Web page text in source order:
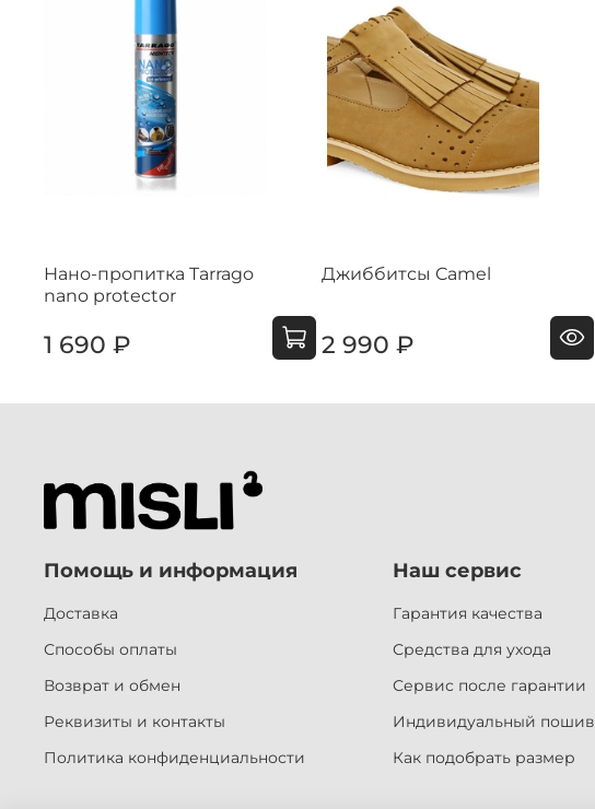
Нано-пропитка Tarrago
nano protector
1 690 ₽
Джиббитсы Camel
2 990 ₽
Помощь и информация
Доставка
Способы оплаты
Возврат и обмен
Реквизиты и контакты
Политика конфиденциальности
Наш сервис
Гарантия качества
Средства для ухода
Сервис после гарантии
Индивидуальный пошив
Как подобрать размер